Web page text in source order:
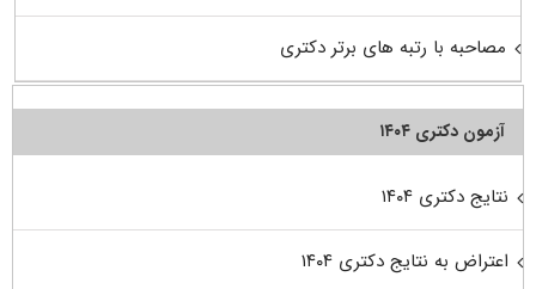
مصاحبه با رتبه های برتر دکتری
آزمون دکتری ۱۴۰۴
نتایج دکتری ۱۴۰۴
اعتراض به نتایج دکتری ۱۴۰۴